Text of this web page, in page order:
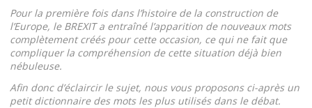
Pour la première fois dans l’histoire de la construction de
l’Europe, le BREXIT a entraîné l’apparition de nouveaux mots
complètement créés pour cette occasion, ce qui ne fait que
compliquer la compréhension de cette situation déjà bien
nébuleuse.
Afin donc d’éclaircir le sujet, nous vous proposons ci-après un
petit dictionnaire des mots les plus utilisés dans le débat.